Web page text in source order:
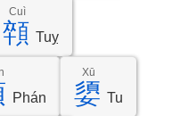
顇
Cuì
Tuỵ
Phán 嬃
Xū
Tu